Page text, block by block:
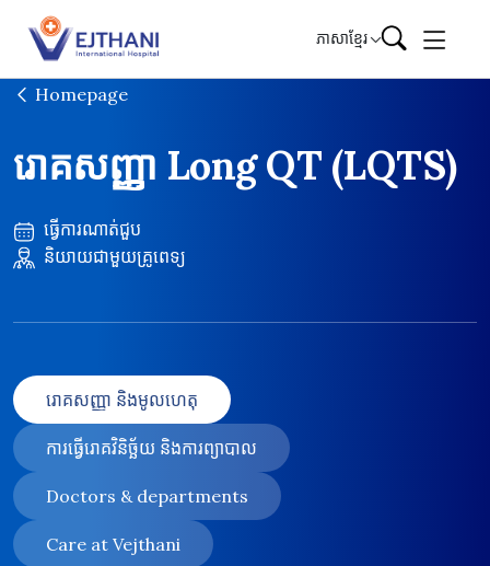
Skip to content
ភាសាខ្មែរ
Homepage
រោគសញ្ញា Long QT (LQTS)
ធ្វើការណាត់ជួប
និយាយជាមួយគ្រូពេទ្យ
រោគសញ្ញា និងមូលហេតុ
ការធ្វើរោគវិនិច្ឆ័យ និងការព្យាបាល
Doctors & departments
Care at Vejthani